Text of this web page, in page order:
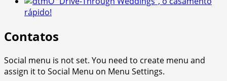
rápido!
Contatos
Social menu is not set. You need to create menu and
assign it to Social Menu on Menu Settings.